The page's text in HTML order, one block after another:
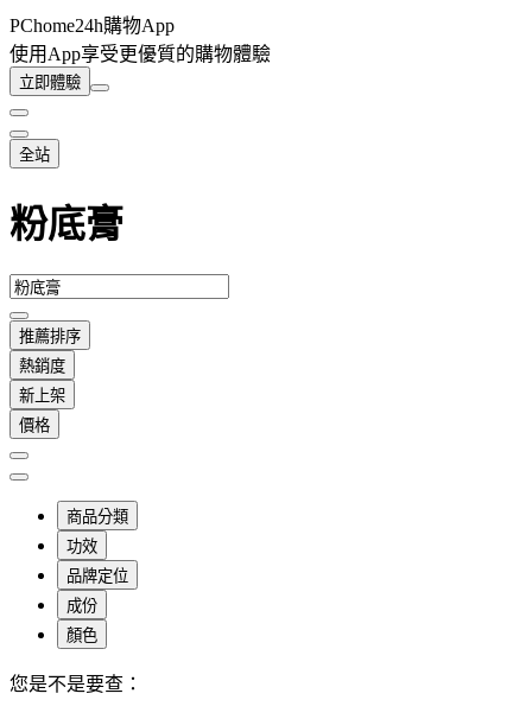
PChome24h購物App
使用App享受更優質的購物體驗
立即體驗
全站
粉底膏
推薦排序
熱銷度
新上架
價格
商品分類
功效
品牌定位
成份
顏色
您是不是要查：